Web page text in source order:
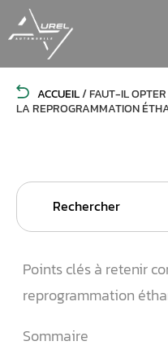
ACCUEIL/FAUT-IL
LA REPROGRAMMATION
Search
Points clés à retenir
reprogrammation
Sommaire